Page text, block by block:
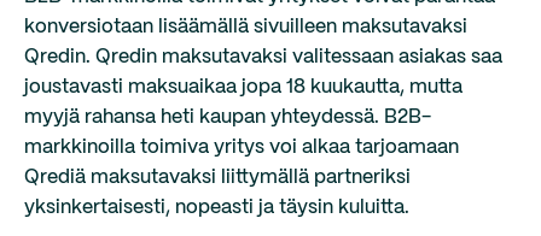
konversiotaan lisäämällä sivuilleen maksutavaksi
Qredin. Qredin maksutavaksi valitessaan asiakas saa
joustavasti maksuaikaa jopa 18 kuukautta, mutta
myyjä rahansa heti kaupan yhteydessä. B2B-
markkinoilla toimiva yritys voi alkaa tarjoamaan
Qrediä maksutavaksi liittymällä partneriksi
yksinkertaisesti, nopeasti ja täysin kuluitta.